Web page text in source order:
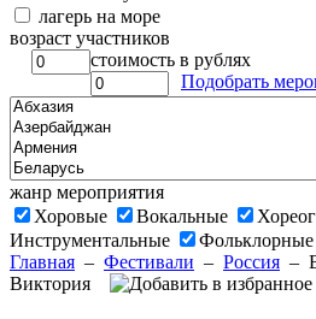
лагерь на море
возраст участников
стоимость в рублях
Подобрать
жанр мероприятия
Хоровые
Вокальные
Инструментальные
Фольклорные
Главная – Фестивали – Россия –
Виктория